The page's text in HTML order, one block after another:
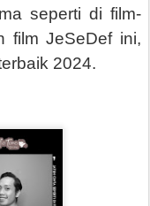
seperti di film-
film JeSeDef ini,
2024.